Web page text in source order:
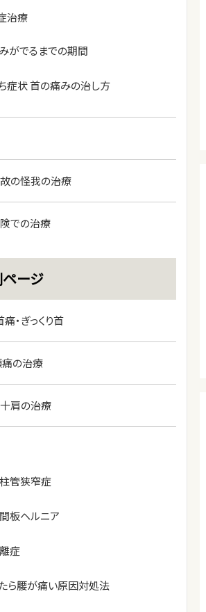
治療
がでるまでの期間
症状 首の痛みの治し方
の怪我の治療
での治療
ージ
・ぎっくり首
痛の治療
肩の治療
管狭窄症
板ヘルニア
症
ら腰が痛い原因対処法